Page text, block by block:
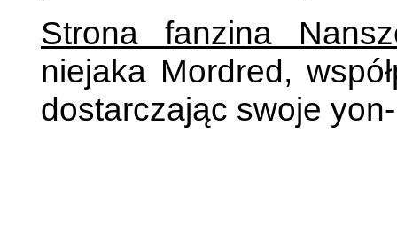
Strona fanzina
niejaka Mordred,
dostarczając swoje